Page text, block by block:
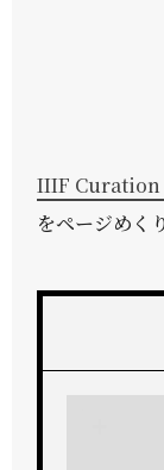
IIIF Curation
をページめく